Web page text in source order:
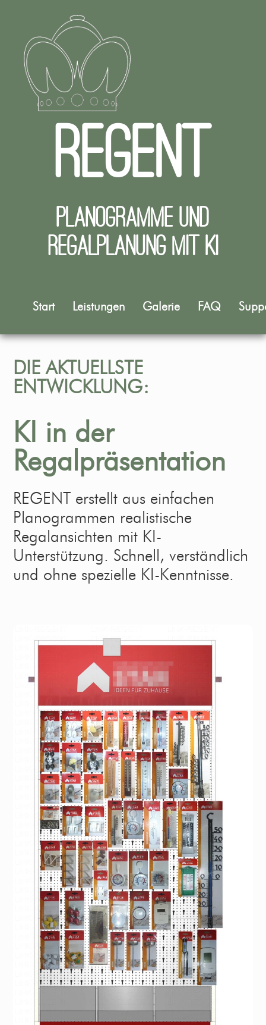
REGENT
Planogramme und
Regalplanung mit KI
Start Leistungen Galerie FAQ
DIE AKTUELLSTE
ENTWICKLUNG:
KI in der
Regalpräsentation
REGENT erstellt aus einfachen
Planogrammen realistische
Regalansichten mit KI-
Unterstützung. Schnell, verständlich
und ohne spezielle KI-Kenntnisse.